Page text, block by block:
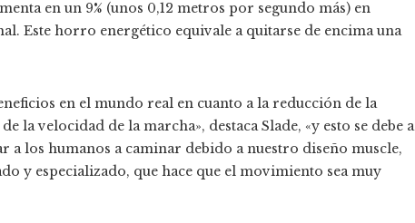
en un 9% (unos 0,12 metros por segundo más) en
Este horro energético equivale a quitarse de encima una
en el mundo real en cuanto a la reducción de la
la velocidad de la marcha», destaca Slade, «y esto se debe a
a los humanos a caminar debido a nuestro diseño muscle,
y especializado, que hace que el movimiento sea muy